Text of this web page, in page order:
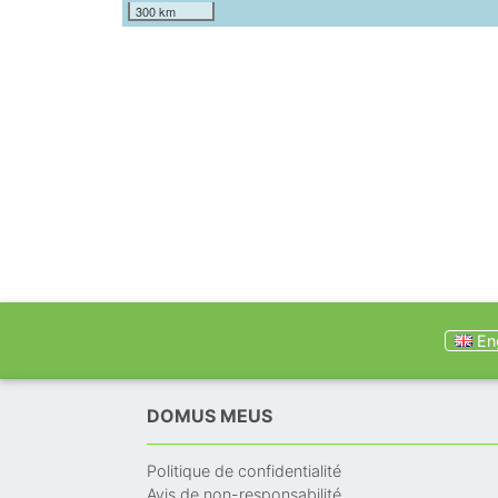
300 km
DOMUS MEUS
Politique de confidentialité
Avis de non-responsabilité